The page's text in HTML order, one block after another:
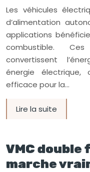
Les véhicules
d’alimentation
applications
combustible.
convertissent
énergie
efficace pour la…
Lire la suite
VMC double
marche